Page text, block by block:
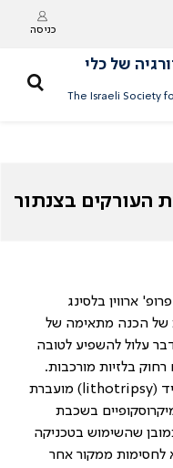
כניסה
של כלי
The Israeli Society
העורקים בצנתור
ארווין בלסינג
של הכנה מתאימה של
עלול להשפיע לטובה
רחוק בלזיות מורכבות.
(
lithotripsy ) מועברת
בשכבת
שהשימוש בטכניקה
לחסימות ממקור אחר